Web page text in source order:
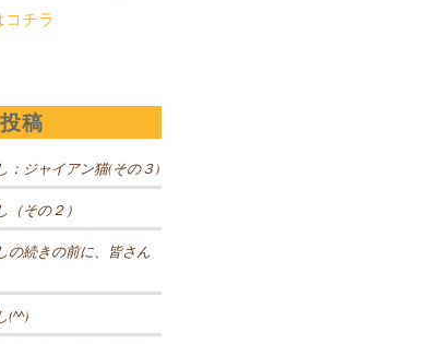
コチラ
稿
：ジャイアン猫(その３)
（その２）
の続きの前に、皆さん
(^^)